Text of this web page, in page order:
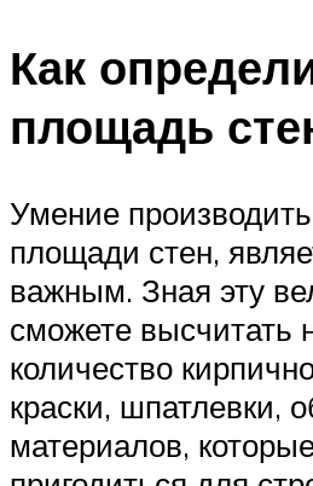
Как
площадь
Умение
площади стен,
важным. Зная эту
сможете высчитать
количество
краски, шпатлевки,
материалов,